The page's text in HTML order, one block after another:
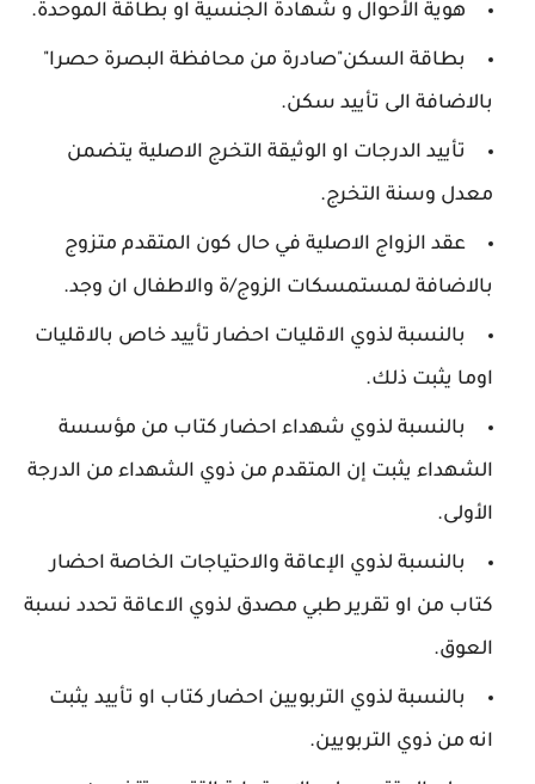
هوية الأحوال و شهادة الجنسية او بطاقة الموحدة.
بطاقة السكن"صادرة من محافظة البصرة حصرا"
بالاضافة الى تأييد سكن.
تأييد الدرجات او الوثيقة التخرج الاصلية يتضمن
معدل وسنة التخرج.
عقد الزواج الاصلية في حال كون المتقدم متزوج
بالاضافة لمستمسكات الزوج/ة والاطفال ان وجد.
بالنسبة لذوي الاقليات احضار تأييد خاص بالاقليات
اوما يثبت ذلك.
بالنسبة لذوي شهداء احضار كتاب من مؤسسة
الشهداء يثبت إن المتقدم من ذوي الشهداء من الدرجة
الأولى.
بالنسبة لذوي الإعاقة والاحتياجات الخاصة احضار
كتاب من او تقرير طبي مصدق لذوي الاعاقة تحدد نسبة
العوق.
بالنسبة لذوي التربويين احضار كتاب او تأييد يثبت
انه من ذوي التربويين.